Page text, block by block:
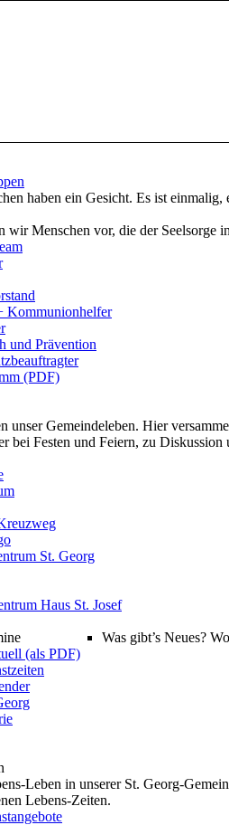
haben ein Gesicht. Es ist einmalig,
wir Menschen vor, die der Seelsorge
Kommunionhelfer
und Prävention
(PDF)
unser Gemeindeleben. Hier
bei Festen und Feiern, zu Diskussion
St. Georg
Haus St. Josef
Was gibt’s Neues?
(als PDF)
Leben in unserer St. Georg-
Lebens-Zeiten.